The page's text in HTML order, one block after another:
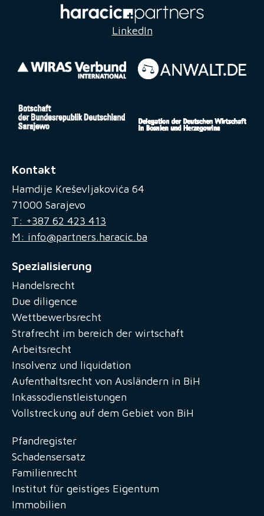
LinkedIn
Kontakt
Hamdije Kreševljakovića 64
71000 Sarajevo
T: +387 62 423 413
M: info@partners.haracic.ba
Spezialisierung
Handelsrecht
Due diligence
Wettbewerbsrecht
Strafrecht im bereich der wirtschaft
Arbeitsrecht
Insolvenz und liquidation
Aufenthaltsrecht von Ausländern in BiH
Inkassodienstleistungen
Vollstreckung auf dem Gebiet von BiH
Pfandregister
Schadensersatz
Familienrecht
Institut für geistiges Eigentum
Immobilien